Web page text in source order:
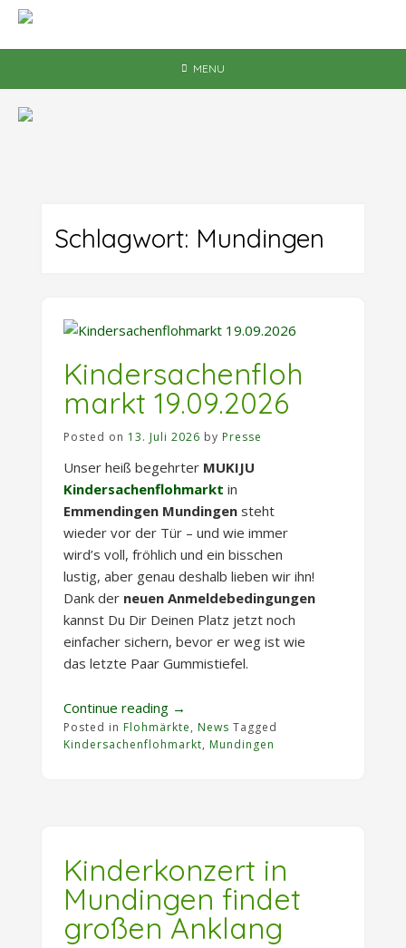
Skip
content
MENU
Schlagwort: Mundingen
Kindersachenfloh
markt 19.09.2026
Posted on 13. Juli 2026 by Presse
Unser heiß begehrter MUKIJU
Kindersachenflohmarkt in
Emmendingen Mundingen steht
wieder vor der Tür – und wie immer
wird’s voll, fröhlich und ein bisschen
lustig, aber genau deshalb lieben wir ihn!
Dank der neuen Anmeldebedingungen
kannst Du Dir Deinen Platz jetzt noch
einfacher sichern, bevor er weg ist wie
das letzte Paar Gummistiefel.
Continue reading „Kindersachenflohmarkt
19.09.2026“
→
Posted in Flohmärkte, News Tagged
Kindersachenflohmarkt, Mundingen
Kinderkonzert in
Mundingen findet
großen Anklang